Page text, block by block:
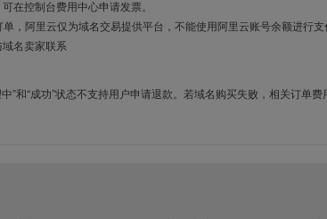
在控制台费用中心申请发票。
单，阿里云仅为域名交易提供平台，不能使用阿里云账号余额进行
名卖家联系
”和“成功”状态不支持用户申请退款。若域名购买失败，相关订单